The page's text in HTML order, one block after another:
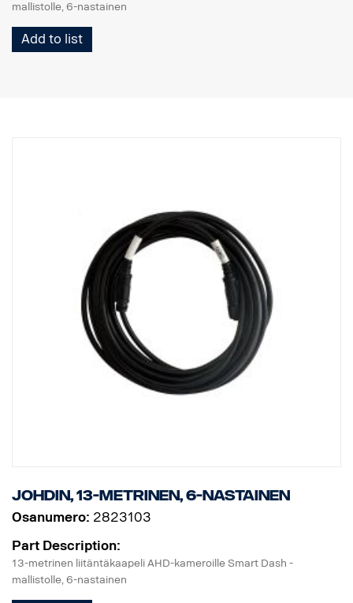
mallistolle, 6-nastainen
Add to list
johdin, 13-metrinen, 6-nastainen
Osanumero: 2823103
Part Description:
13-metrinen liitäntäkaapeli AHD-kameroille Smart Dash -
mallistolle, 6-nastainen